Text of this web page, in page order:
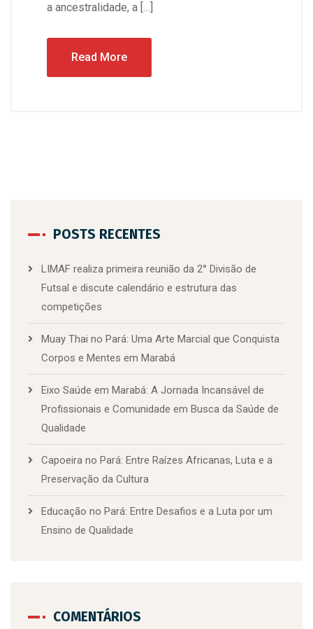
a ancestralidade, a […]
Read More
POSTS RECENTES
LIMAF realiza primeira reunião da 2° Divisão de
Futsal e discute calendário e estrutura das
competições
Muay Thai no Pará: Uma Arte Marcial que Conquista
Corpos e Mentes em Marabá
Eixo Saúde em Marabá: A Jornada Incansável de
Profissionais e Comunidade em Busca da Saúde de
Qualidade
Capoeira no Pará: Entre Raízes Africanas, Luta e a
Preservação da Cultura
Educação no Pará: Entre Desafios e a Luta por um
Ensino de Qualidade
COMENTÁRIOS